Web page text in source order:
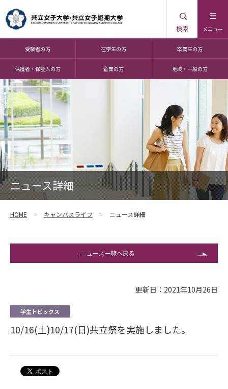
メニュー
検索
受験者の方 在学生の方 卒業生の方
保護者・保証人の方 企業の方 地域・一般の方
ニュース詳細
HOME キャンパスライフ ニュース詳細
ニュース一覧へ戻る
更新日：2021年10月26日
学生トピックス
10/16(土)10/17(日)共立祭を実施しました。